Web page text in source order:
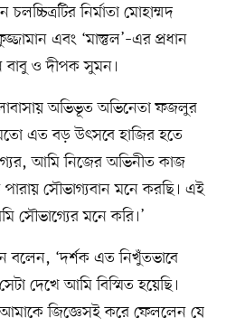
চলচ্চিত্রটির নির্মাতা মোহাম্মদ
এবং ‘মাস্তুল’–এর প্রধান
ও দীপক সুমন।
অভিভূত অভিনেতা ফজলুর
এত বড় উৎসবে হাজির হতে
আমি নিজের অভিনীত কাজ
সৌভাগ্যবান মনে করছি। এই
সৌভাগ্যের মনে করি।’
‘দর্শক এত নিখুঁতভাবে
দেখে আমি বিস্মিত হয়েছি।
জিজ্ঞেসই করে ফেললেন যে